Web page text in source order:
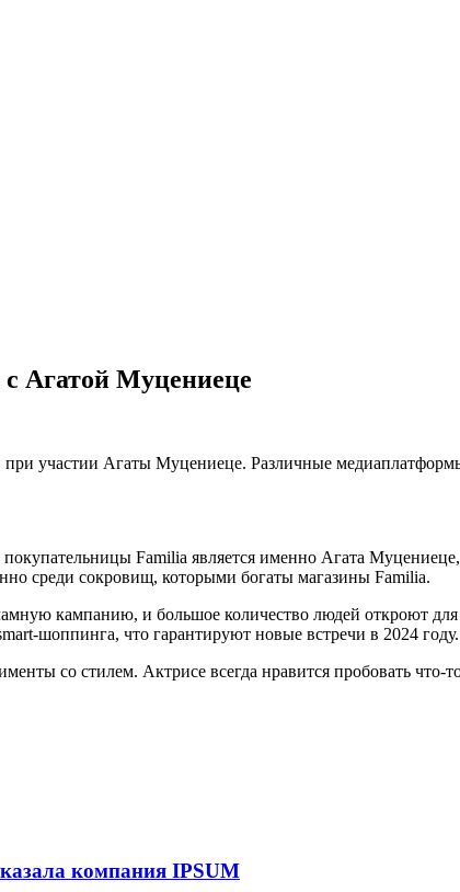
с Агатой Муцениеце
участии Агаты Муцениеце. Различные
Familia является именно Агата Муцениеце,
среди сокровищ, которыми богаты магазины Familia.
кампанию, и большое количество людей откроют
шоппинга, что гарантируют новые встречи в 2024 году.
со стилем. Актрисе всегда нравится пробовать что-
компания IPSUM